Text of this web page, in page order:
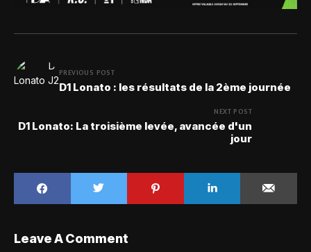
PREVIOUS POST
D1 Lonato : les résultats de la 2ème journée
NEXT POST
D1 Lonato: La troisième levée, avancée d'un
jour
Leave A Comment